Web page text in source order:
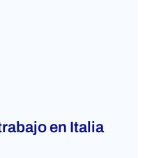
en Italia